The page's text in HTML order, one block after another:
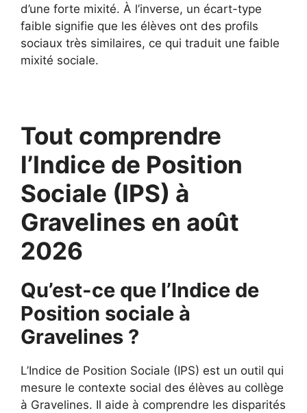
d’une forte mixité. À l’inverse, un écart-type
faible signifie que les élèves ont des profils
sociaux très similaires, ce qui traduit une faible
mixité sociale.
Tout comprendre
l’Indice de Position
Sociale (IPS) à
Gravelines en août
2026
Qu’est-ce que l’Indice de
Position sociale à
Gravelines ?
L’Indice de Position Sociale (IPS) est un outil qui
mesure le contexte social des élèves au collège
à Gravelines. Il aide à comprendre les disparités